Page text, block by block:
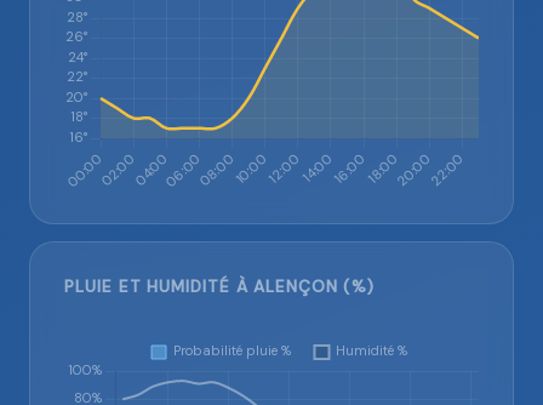
PLUIE ET HUMIDITÉ À ALENÇON (%)